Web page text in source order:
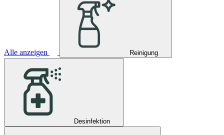
Alle anzeigen Reinigung
Desinfektion